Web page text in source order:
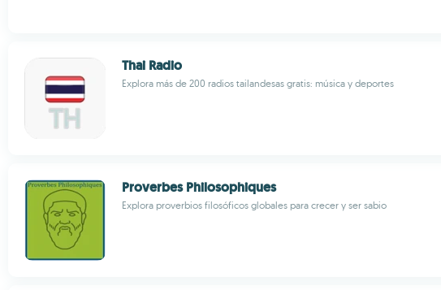
Thai Radio
Explora más de 200 radios tailandesas gratis: música y deportes
Proverbes Philosophiques
Explora proverbios filosóficos globales para crecer y ser sabio